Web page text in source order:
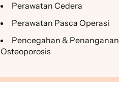
Perawatan Cedera
Perawatan Pasca Operasi
Pencegahan & Penanganan
Osteoporosis